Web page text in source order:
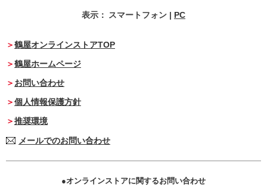
表示： スマートフォン | PC
鶴屋オンラインストアTOP
鶴屋ホームページ
お問い合わせ
個人情報保護方針
推奨環境
メールでのお問い合わせ
オンラインストアに関するお問い合わせ